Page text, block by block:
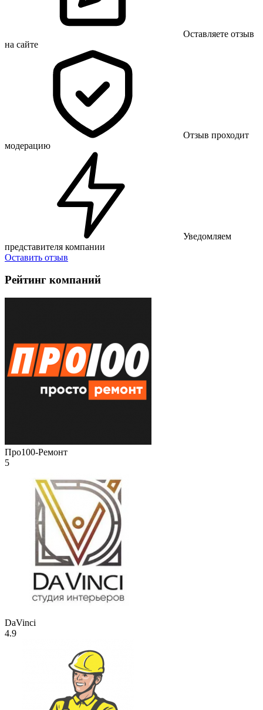
Оставляете отзыв
на сайте
Отзыв проходит
модерацию
Уведомляем
представителя компании
Оставить отзыв
Рейтинг компаний
Про100-Ремонт
5
DaVinci
4.9